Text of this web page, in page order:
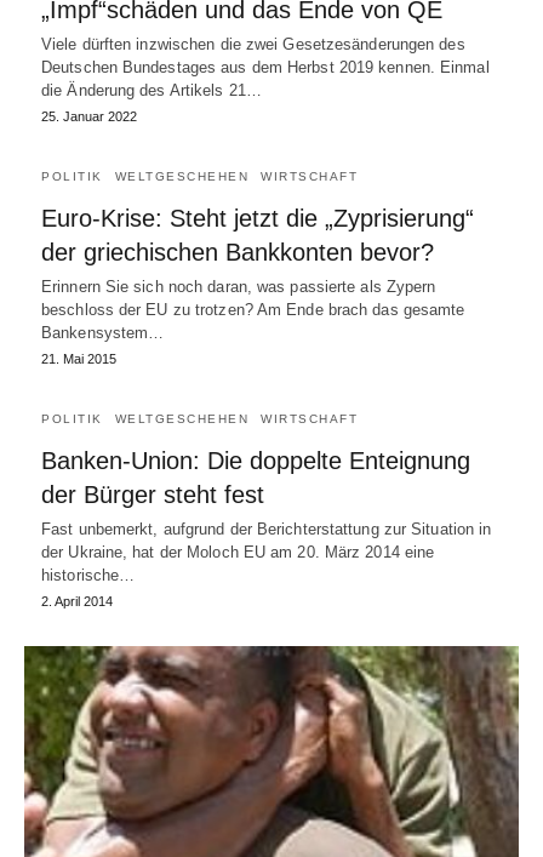
„Impf“schäden und das Ende von QE
Viele dürften inzwischen die zwei Gesetzesänderungen des
Deutschen Bundestages aus dem Herbst 2019 kennen. Einmal
die Änderung des Artikels 21…
25. Januar 2022
POLITIK WELTGESCHEHEN WIRTSCHAFT
Euro-Krise: Steht jetzt die „Zyprisierung“
der griechischen Bankkonten bevor?
Erinnern Sie sich noch daran, was passierte als Zypern
beschloss der EU zu trotzen? Am Ende brach das gesamte
Bankensystem…
21. Mai 2015
POLITIK WELTGESCHEHEN WIRTSCHAFT
Banken-Union: Die doppelte Enteignung
der Bürger steht fest
Fast unbemerkt, aufgrund der Berichterstattung zur Situation in
der Ukraine, hat der Moloch EU am 20. März 2014 eine
historische…
2. April 2014